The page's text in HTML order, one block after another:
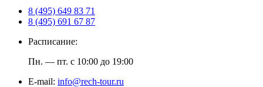
8 (495) 649 83 71
8 (495) 691 67 87
Расписание:
Пн. — пт. с 10:00 до 19:00
E-mail: info@rech-tour.ru